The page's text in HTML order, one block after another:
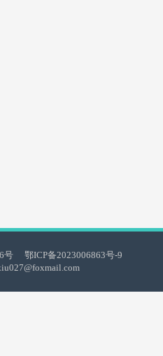
号
鄂ICP备2023006863号-9